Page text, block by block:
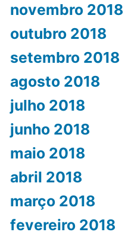
novembro 2018
outubro 2018
setembro 2018
agosto 2018
julho 2018
junho 2018
maio 2018
abril 2018
março 2018
fevereiro 2018